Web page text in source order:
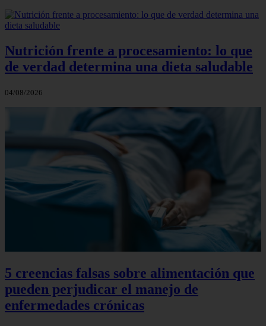
Nutrición frente a procesamiento: lo que
de verdad determina una dieta saludable
04/08/2026
5 creencias falsas sobre alimentación que
pueden perjudicar el manejo de
enfermedades crónicas